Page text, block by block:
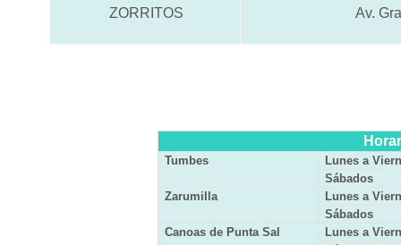
ZORRITOS Av.
Tumbes
Lunes a
Sábados
Zarumilla
Lunes a
Sábados
Canoas de Punta Sal
Lunes a